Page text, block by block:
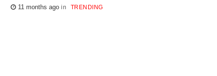
11 months ago TRENDING